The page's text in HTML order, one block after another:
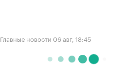
Главные новости 06 авг, 18:45